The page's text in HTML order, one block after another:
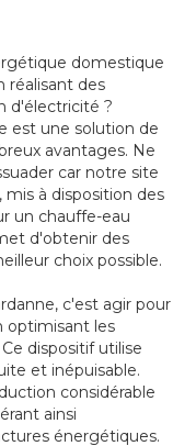
domestique
réalisant des
d'électricité ?
est une solution de
avantages. Ne
car notre site
à disposition des
un chauffe-eau
d'obtenir des
choix possible.
c'est agir pour
optimisant les
dispositif utilise
et inépuisable.
considérable
ainsi
énergétiques.